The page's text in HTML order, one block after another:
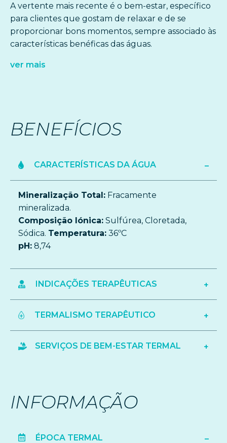
A vertente mais recente é o bem-estar, específico
para clientes que gostam de relaxar e de se
proporcionar bons momentos, sempre associado às
características benéficas das águas.
ver mais
BENEFÍCIOS
CARACTERÍSTICAS DA ÁGUA
Mineralização Total: Fracamente
mineralizada.
Composição Iónica: Sulfúrea, Cloretada,
Sódica. Temperatura: 36ºC
pH: 8,74
INDICAÇÕES TERAPÊUTICAS
TERMALISMO TERAPÊUTICO
SERVIÇOS DE BEM-ESTAR TERMAL
INFORMAÇÃO
ÉPOCA TERMAL